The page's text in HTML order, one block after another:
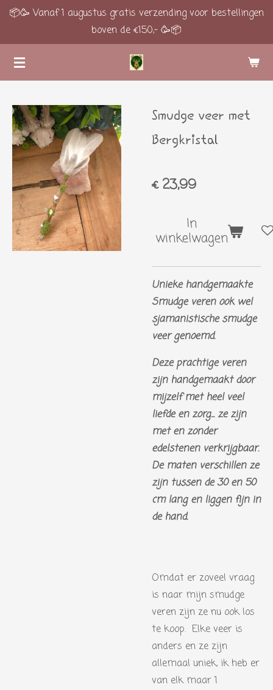
Ga
de
hoofdinhoud
📦🥳 Vanaf 1 augustus gratis verzending voor bestellingen
boven de €150,- 🥳📦
Smudge veer met
Bergkristal
€ 23,99
In
winkelwagen
Unieke handgemaakte
Smudge veren ook wel
sjamanistische smudge
veer genoemd.
Deze prachtige veren
zijn handgemaakt door
mijzelf met heel veel
liefde en zorg... ze zijn
met en zonder
edelstenen verkrijgbaar.
De maten verschillen ze
zijn tussen de 30 en 50
cm lang en liggen fijn in
de hand.
Omdat er zoveel vraag
is naar mijn smudge
veren zijn ze nu ook los
te koop. Elke veer is
anders en ze zijn
allemaal uniek, ik heb er
van elk maar 1